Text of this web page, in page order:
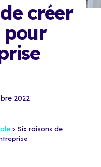
créer
pour
2022
> Six raisons de